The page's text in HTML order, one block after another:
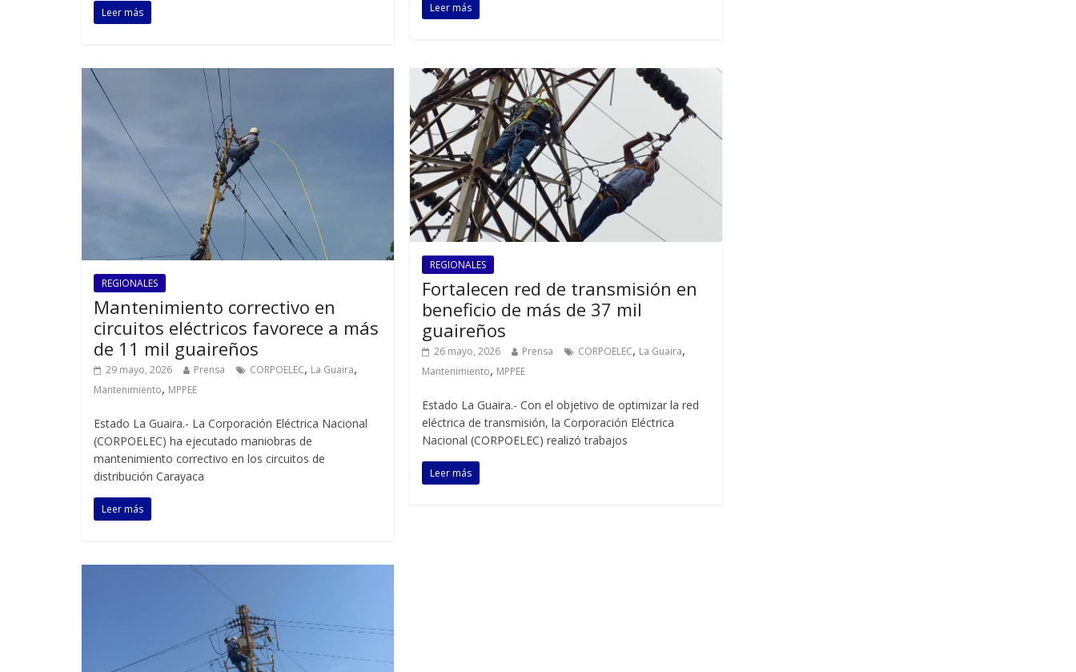
Leer más Leer más
REGIONALES
Mantenimiento correctivo en
circuitos eléctricos favorece a más
de 11 mil guaireños
29 mayo, 2026 Prensa CORPOELEC, La Guaira,
Mantenimiento, MPPEE
Estado La Guaira.- La Corporación Eléctrica Nacional
(CORPOELEC) ha ejecutado maniobras de
mantenimiento correctivo en los circuitos de
distribución Carayaca
Leer más
REGIONALES
Fortalecen red de transmisión en
beneficio de más de 37 mil
guaireños
26 mayo, 2026 Prensa CORPOELEC, La Guaira,
Mantenimiento, MPPEE
Estado La Guaira.- Con el objetivo de optimizar la red
eléctrica de transmisión, la Corporación Eléctrica
Nacional (CORPOELEC) realizó trabajos
Leer más